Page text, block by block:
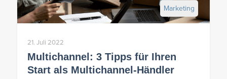
Multichannel: 3 Tipps für Ihren
Start als Multichannel-Händler
21. Juli 2022
Marketing